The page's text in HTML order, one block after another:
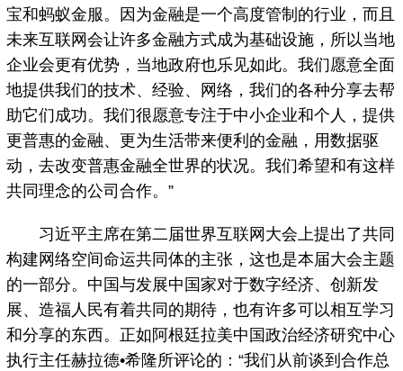
宝和蚂蚁金服。因为金融是一个高度管制的行业，而且
未来互联网会让许多金融方式成为基础设施，所以当地
企业会更有优势，当地政府也乐见如此。我们愿意全面
地提供我们的技术、经验、网络，我们的各种分享去帮
助它们成功。我们很愿意专注于中小企业和个人，提供
更普惠的金融、更为生活带来便利的金融，用数据驱
动，去改变普惠金融全世界的状况。我们希望和有这样
共同理念的公司合作。”
习近平主席在第二届世界互联网大会上提出了共同
构建网络空间命运共同体的主张，这也是本届大会主题
的一部分。中国与发展中国家对于数字经济、创新发
展、造福人民有着共同的期待，也有许多可以相互学习
和分享的东西。正如阿根廷拉美中国政治经济研究中心
执行主任赫拉德•希隆所评论的：“我们从前谈到合作总